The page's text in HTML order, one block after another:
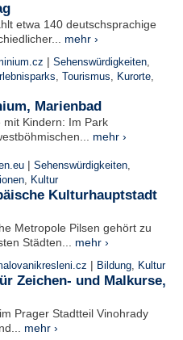
etwa 140 deutschsprachige
mehr ›
| Sehenswürdigkeiten,
, Tourismus, Kurorte,
Marienbad
mit Kindern: Im Park
mehr ›
| Sehenswürdigkeiten,
, Kultur
Kulturhauptstadt
Metropole Pilsen gehört zu
Städten... mehr ›
| Bildung, Kultur
Zeichen- und Malkurse,
Prager Stadtteil Vinohrady
mehr ›